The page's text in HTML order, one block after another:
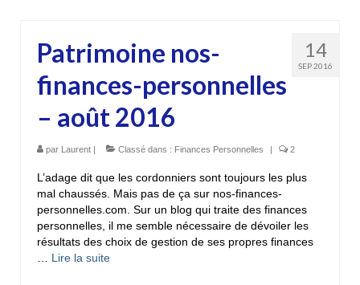
14
SEP 2016
Patrimoine nos-
finances-personnelles
– août 2016
par Laurent | Classé dans : Finances Personnelles | 2
L’adage dit que les cordonniers sont toujours les plus
mal chaussés. Mais pas de ça sur nos-finances-
personnelles.com. Sur un blog qui traite des finances
personnelles, il me semble nécessaire de dévoiler les
résultats des choix de gestion de ses propres finances
Lire la suite­­